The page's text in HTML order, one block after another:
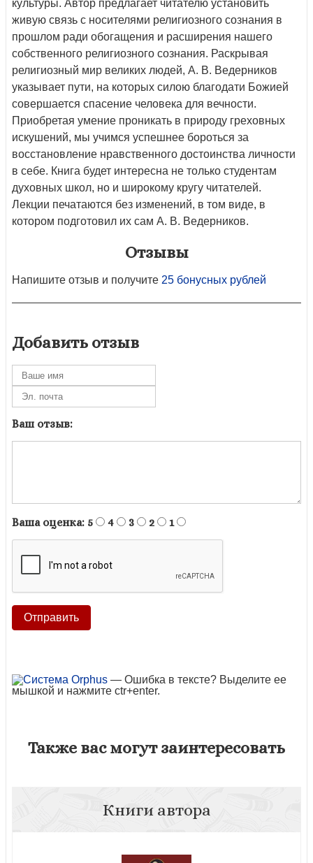
культуры. Автор предлагает читателю установить
живую связь с носителями религиозного сознания в
прошлом ради обогащения и расширения нашего
собственного религиозного сознания. Раскрывая
религиозный мир великих людей, А. В. Ведерников
указывает пути, на которых силою благодати Божией
совершается спасение человека для вечности.
Приобретая умение проникать в природу греховных
искушений, мы учимся успешнее бороться за
восстановление нравственного достоинства личности
в себе. Книга будет интересна не только студентам
духовных школ, но и широкому кругу читателей.
Лекции печатаются без изменений, в том виде, в
котором подготовил их сам А. В. Ведерников.
Отзывы
Напишите отзыв и получите 25 бонусных рублей
Добавить отзыв
Ваш отзыв:
Ваша оценка: 5 4 3 2 1
— Ошибка в тексте? Выделите ее
мышкой и нажмите ctr+enter.
Также вас могут заинтересовать
Книги автора